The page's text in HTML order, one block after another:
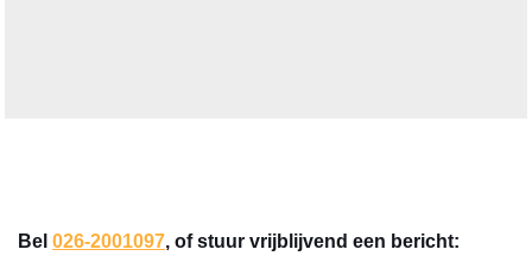
Bel 026-2001097, of stuur vrijblijvend een bericht: